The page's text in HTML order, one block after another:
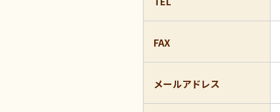
FAX
メールアドレス